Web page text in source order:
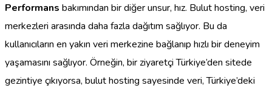
Performans bakımından bir diğer unsur, hız. Bulut hosting, veri
merkezleri arasında daha fazla dağıtım sağlıyor. Bu da
kullanıcıların en yakın veri merkezine bağlanıp hızlı bir deneyim
yaşamasını sağlıyor. Örneğin, bir ziyaretçi Türkiye’den sitede
gezintiye çıkıyorsa, bulut hosting sayesinde veri, Türkiye’deki